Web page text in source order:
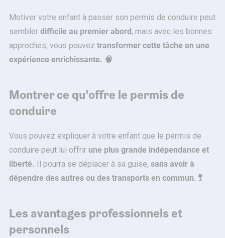
Motiver votre enfant à passer son permis de conduire peut
sembler difficile au premier abord, mais avec les bonnes
approches, vous pouvez transformer cette tâche en une
expérience enrichissante. 🧠
Montrer ce qu’offre le permis de
conduire
Vous pouvez expliquer à votre enfant que le permis de
conduire peut lui offrir une plus grande indépendance et
liberté. Il pourra se déplacer à sa guise, sans avoir à
dépendre des autres ou des transports en commun. 🚏
Les avantages professionnels et
personnels